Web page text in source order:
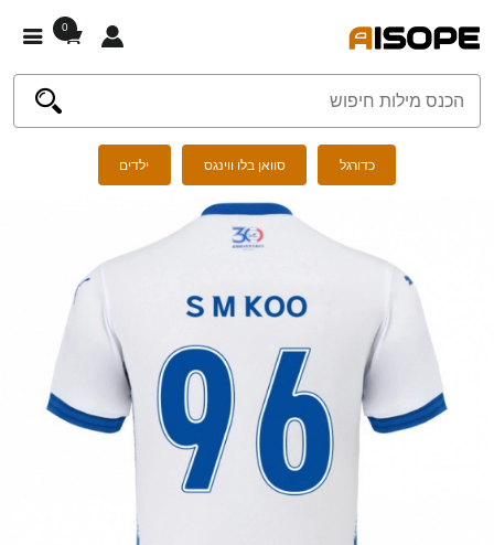
0
כדורגל סוואן בלו ווינגס ילדים